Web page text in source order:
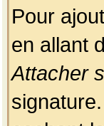
Pour
en allant
Attacher